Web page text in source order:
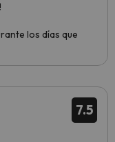
los días que
7.5